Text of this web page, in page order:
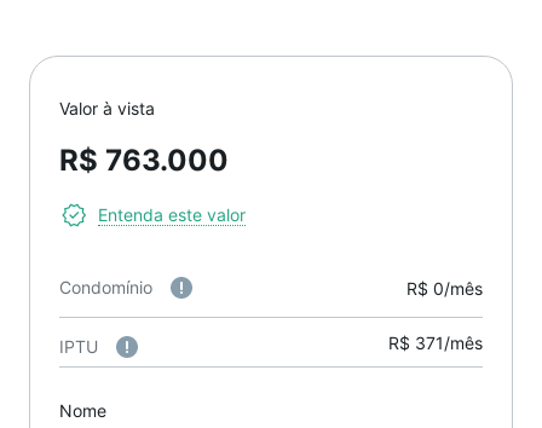
Valor à vista
R$ 763.000
Entenda este valor
Condomínio R$ 0/mês
IPTU R$ 371/mês
Nome